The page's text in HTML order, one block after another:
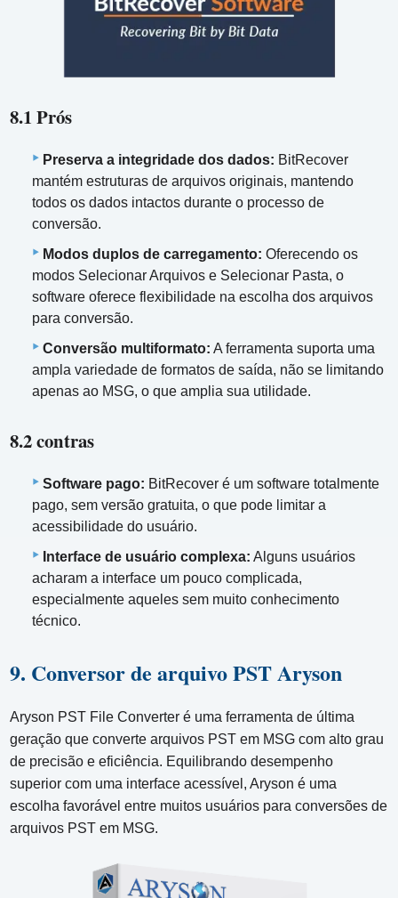
8.1 Prós
Preserva a integridade dos dados: BitRecover
mantém estruturas de arquivos originais, mantendo
todos os dados intactos durante o processo de
conversão.
Modos duplos de carregamento: Oferecendo os
modos Selecionar Arquivos e Selecionar Pasta, o
software oferece flexibilidade na escolha dos arquivos
para conversão.
Conversão multiformato: A ferramenta suporta uma
ampla variedade de formatos de saída, não se limitando
apenas ao MSG, o que amplia sua utilidade.
8.2 contras
Software pago: BitRecover é um software totalmente
pago, sem versão gratuita, o que pode limitar a
acessibilidade do usuário.
Interface de usuário complexa: Alguns usuários
acharam a interface um pouco complicada,
especialmente aqueles sem muito conhecimento
técnico.
9. Conversor de arquivo PST Aryson
Aryson PST File Converter é uma ferramenta de última
geração que converte arquivos PST em MSG com alto grau
de precisão e eficiência. Equilibrando desempenho
superior com uma interface acessível, Aryson é uma
escolha favorável entre muitos usuários para conversões de
arquivos PST em MSG.